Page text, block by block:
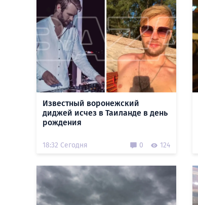
Известный воронежский
диджей исчез в Таиланде в день
рождения
18:32 Сегодня 0 124